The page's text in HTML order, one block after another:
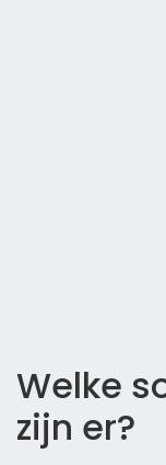
Welke
zijn er?